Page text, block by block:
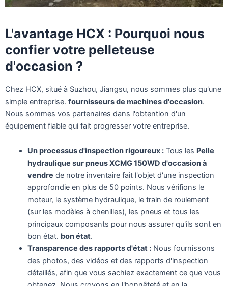
L'avantage HCX : Pourquoi nous
confier votre pelleteuse
d'occasion ?
Chez HCX, situé à Suzhou, Jiangsu, nous sommes plus qu'une
simple entreprise. fournisseurs de machines d'occasion.
Nous sommes vos partenaires dans l'obtention d'un
équipement fiable qui fait progresser votre entreprise.
Un processus d'inspection rigoureux :Tous les Pelle
hydraulique sur pneus XCMG 150WD d'occasion à
vendre de notre inventaire fait l'objet d'une inspection
approfondie en plus de 50 points. Nous vérifions le
moteur, le système hydraulique, le train de roulement
(sur les modèles à chenilles), les pneus et tous les
principaux composants pour nous assurer qu'ils sont en
bon état. bon état.
Transparence des rapports d'état :Nous fournissons
des photos, des vidéos et des rapports d'inspection
détaillés, afin que vous sachiez exactement ce que vous